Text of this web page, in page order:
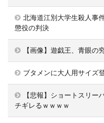
北海道江別大学生殺人事
懲役の判決
【画像】遊戯王、青眼の
ブタメンに大人用サイズ
【悲報】ショートスリー
チギレるｗｗｗｗ